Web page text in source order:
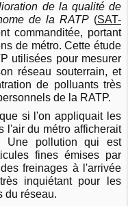
de la qualité de
de la RATP(SAT-
commanditée, portant
de métro. Cette étude
utilisées pour mesurer
réseau souterrain, et
de polluants très
de la RATP.
si l'on appliquait les
l'air du métro afficherait
Une pollution qui est
fines émises par
freinages à l'arrivée
inquiétant pour les
du réseau.